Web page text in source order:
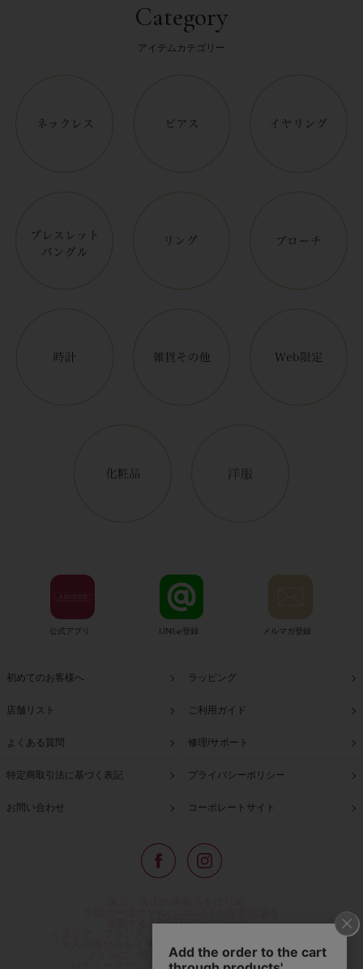
Category
アイテムカテゴリー
公式アプリ LINE@登録 メルマガ登録
初めてのお客様へ ラッピング
店舗リスト ご利用ガイド
よくある質問 修理/サポート
特定商取引法に基づく表記 プライバシーポリシー
お問い合わせ コーポレートサイト
展開するABISTE(アビステ)は、
メインに、時計、バッグ、財布、小物、
レディースウェアや、ここでしか手に入らない